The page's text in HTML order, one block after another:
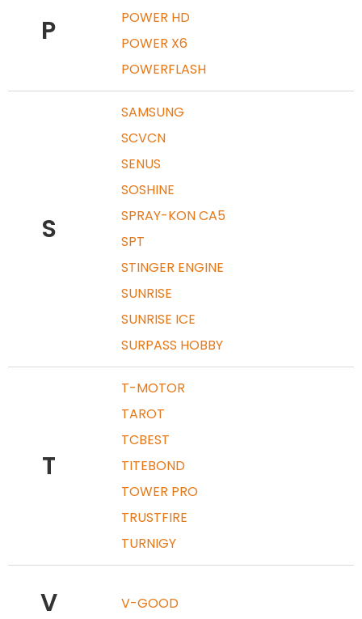
P
POWER HD
POWER X6
POWERFLASH
S
SAMSUNG
SCVCN
SENUS
SOSHINE
SPRAY-KON CA5
SPT
STINGER ENGINE
SUNRISE
SUNRISE ICE
SURPASS HOBBY
T
T-MOTOR
TAROT
TCBEST
TITEBOND
TOWER PRO
TRUSTFIRE
TURNIGY
V V-GOOD